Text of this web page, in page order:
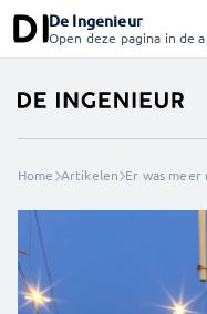
De Ingenieur
Open deze pagina in de
Home Artikelen Er was